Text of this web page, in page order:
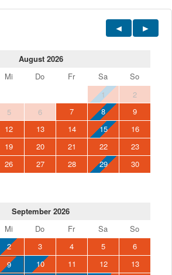
August 2026
Mi Do Fr Sa
So
1
2
5 6 7 8
9
12 13 14 15
16
19 20 21 22
23
26 27 28 29
30
September 2026
Mi Do Fr Sa
So
2 3 4 5
6
9 10 11 12
13